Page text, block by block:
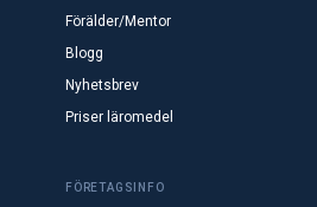
Förälder/Mentor
Blogg
Nyhetsbrev
Priser läromedel
FÖRETAGSINFO